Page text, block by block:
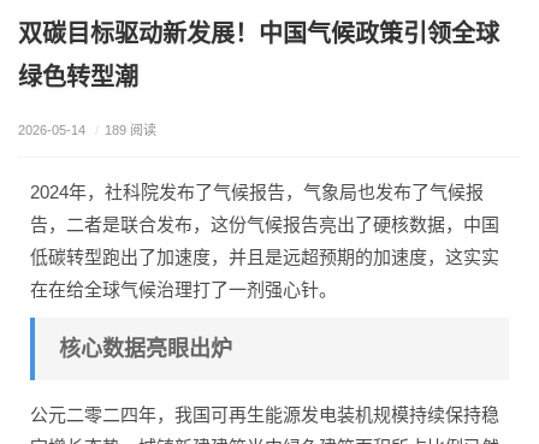
双碳目标驱动新发展！中国气候政策引领全球
绿色转型潮
2026-05-14 / 189 阅读
2024年，社科院发布了气候报告，气象局也发布了气候报
告，二者是联合发布，这份气候报告亮出了硬核数据，中国
低碳转型跑出了加速度，并且是远超预期的加速度，这实实
在在给全球气候治理打了一剂强心针。
核心数据亮眼出炉
公元二零二四年，我国可再生能源发电装机规模持续保持稳